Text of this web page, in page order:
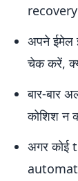
recovery
अपने ईमेल
चेक करें,
बार-बार
कोशिश न
अगर कोई